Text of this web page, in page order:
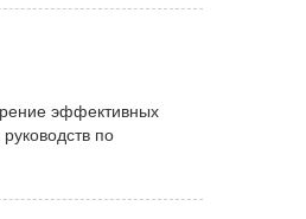
эффективных
по